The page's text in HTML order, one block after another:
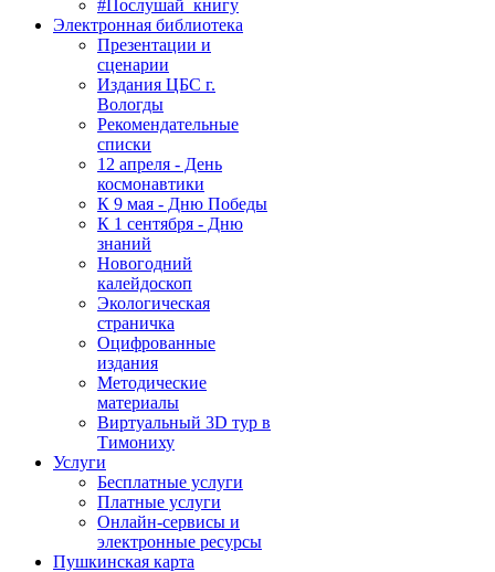
#Послушай_книгу
Электронная библиотека
Презентации и
сценарии
Издания ЦБС г.
Вологды
Рекомендательные
списки
12 апреля - День
космонавтики
К 9 мая - Дню Победы
К 1 сентября - Дню
знаний
Новогодний
калейдоскоп
Экологическая
страничка
Оцифрованные
издания
Методические
материалы
Виртуальный 3D тур в
Тимониху
Услуги
Бесплатные услуги
Платные услуги
Онлайн-сервисы и
электронные ресурсы
Пушкинская карта